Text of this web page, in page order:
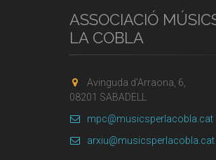
ASSOCIACIÓ
LA COBLA
Avinguda d'Arraona, 6,
08201 SABADELL
mpc@musicsperlacobla.cat
arxiu@musicsperlacobla.cat